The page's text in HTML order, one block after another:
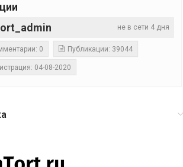
не в сети 4 дня
0 Публикации: 39044
04-08-2020